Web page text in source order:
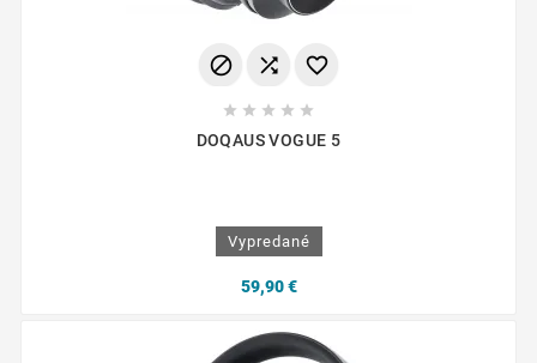
  
    
DOQAUS VOGUE 5
Vypredané
59,90 €